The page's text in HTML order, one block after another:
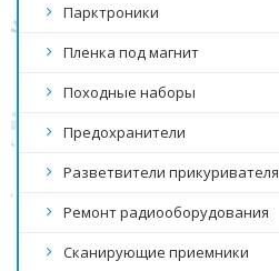
Парктроники
Пленка под магнит
Походные наборы
Предохранители
Разветвители прикуривателя
Ремонт радиооборудования
Сканирующие приемники